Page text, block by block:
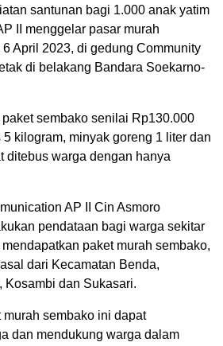
santunan bagi 1.000 anak yatim
II menggelar pasar murah
April 2023, di gedung Community
di belakang Bandara Soekarno-
sembako senilai Rp130.000
kilogram, minyak goreng 1 liter dan
ditebus warga dengan hanya
AP II Cin Asmoro
pendataan bagi warga sekitar
paket murah sembako,
dari Kecamatan Benda,
Kosambi dan Sukasari.
murah sembako ini dapat
dan mendukung warga dalam